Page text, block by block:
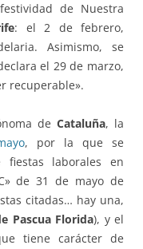
de Nuestra
: el 2 de febrero,
Asimismo, se
el 29 de marzo,
recuperable».
de Cataluña, la
, por la que se
fiestas laborales en
de 31 de mayo de
citadas… hay una,
Pascua Florida), y el
tiene carácter de